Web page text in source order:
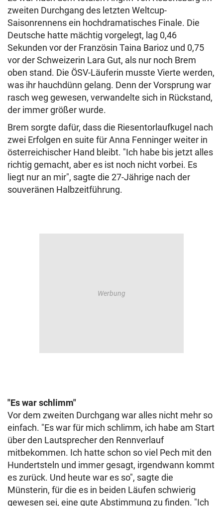
zweiten Durchgang des letzten Weltcup-
Saisonrennens ein hochdramatisches Finale. Die
Deutsche hatte mächtig vorgelegt, lag 0,46
Sekunden vor der Französin Taina Barioz und 0,75
vor der Schweizerin Lara Gut, als nur noch Brem
oben stand. Die ÖSV-Läuferin musste Vierte werden,
was ihr hauchdünn gelang. Denn der Vorsprung war
rasch weg gewesen, verwandelte sich in Rückstand,
der immer größer wurde.
Brem sorgte dafür, dass die Riesentorlaufkugel nach
zwei Erfolgen en suite für Anna Fenninger weiter in
österreichischer Hand bleibt. "Ich habe bis jetzt alles
richtig gemacht, aber es ist noch nicht vorbei. Es
liegt nur an mir", sagte die 27-Jährige nach der
souveränen Halbzeitführung.
"Es war schlimm"
Vor dem zweiten Durchgang war alles nicht mehr so
einfach. "Es war für mich schlimm, ich habe am Start
über den Lautsprecher den Rennverlauf
mitbekommen. Ich hatte schon so viel Pech mit den
Hundertsteln und immer gesagt, irgendwann kommt
es zurück. Und heute war es so", sagte die
Münsterin, für die es in beiden Läufen schwierig
gewesen sei, eine gute Abstimmung zu finden. "Ich